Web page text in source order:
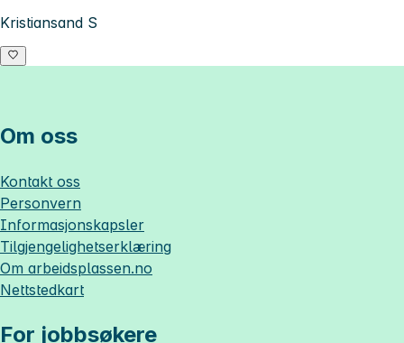
Kristiansand S
Om oss
Kontakt oss
Personvern
Informasjonskapsler
Tilgjengelighetserklæring
Om arbeidsplassen.no
Nettstedkart
For jobbsøkere